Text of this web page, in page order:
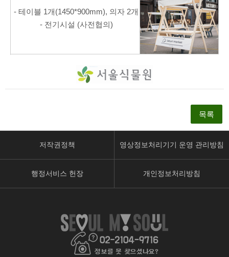
- 테이블 1 개 (1450*900mm), 의자 2개
- 전기시설 (사전협의 )
목록
저작권정책 영상정보처리기기 운영 관리방침
행정서비스 헌장 개인정보처리방침
이
스
북
페
튜
브
페
이
스
타
페
이